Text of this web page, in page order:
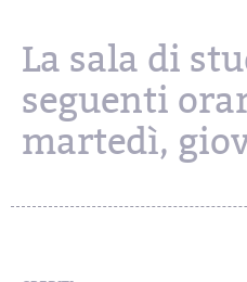
La sala di
seguenti
martedì,